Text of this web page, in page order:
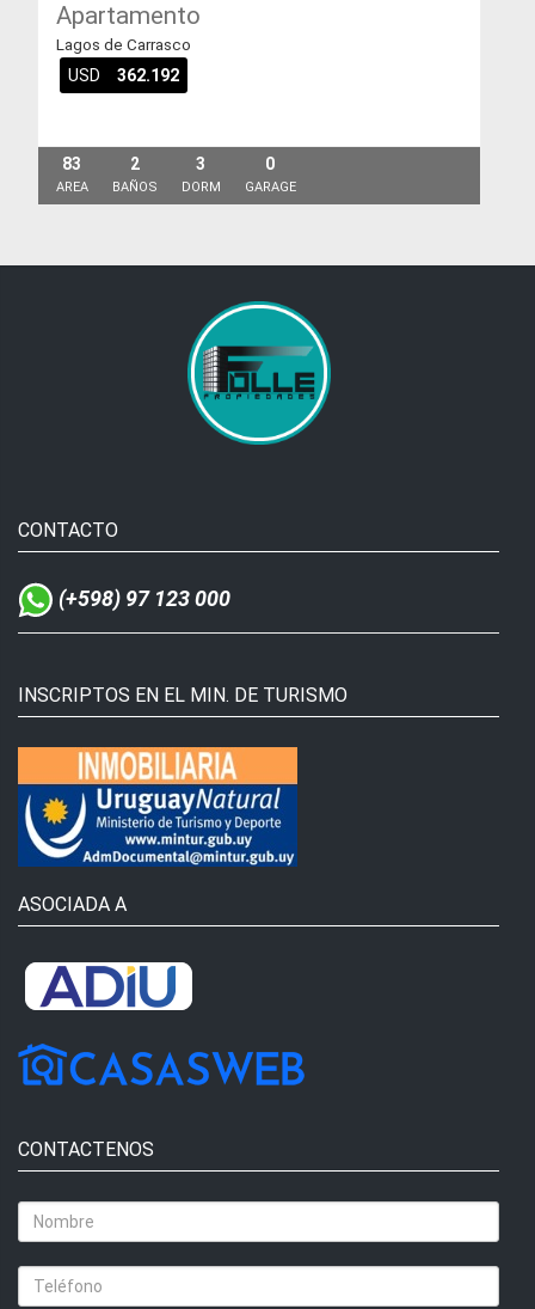
Apartamento
Lagos de Carrasco
USD 362.192
83
AREA
2
BAÑOS
3
DORM
0
GARAGE
CONTACTO
(+598) 97 123 000
INSCRIPTOS EN EL MIN. DE TURISMO
ASOCIADA A
CONTACTENOS